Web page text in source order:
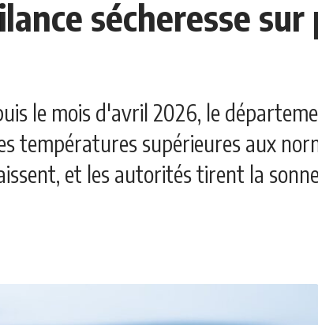
sécheresse
le mois d'avril 2026, le
températures supérieures aux
et les autorités tirent la